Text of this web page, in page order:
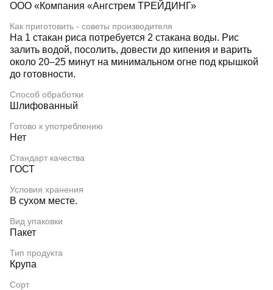
ООО «Компания «Ангстрем ТРЕЙДИНГ»
Как приготовить - советы производителя
На 1 стакан риса потребуется 2 стакана воды. Рис
залить водой, посолить, довести до кипения и варить
около 20–25 минут на минимальном огне под крышкой
до готовности.
Способ обработки
Шлифованный
Готово к употреблению
Нет
Стандарт качества
ГОСТ
Условия хранения
В сухом месте.
Вид упаковки
Пакет
Тип продукта
Крупа
Сорт